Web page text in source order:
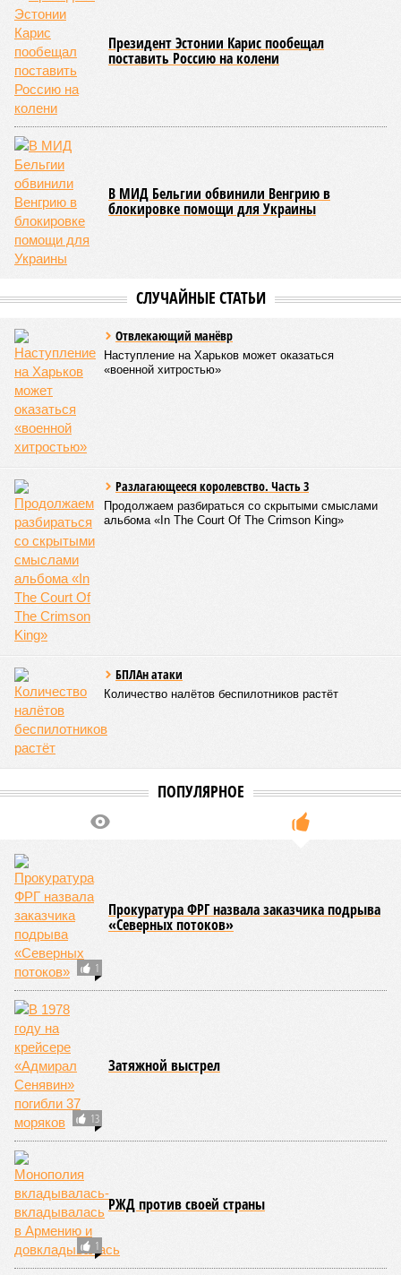
Президент Эстонии Карис пообещал
поставить Россию на колени
В МИД Бельгии обвинили Венгрию в
блокировке помощи для Украины
СЛУЧАЙНЫЕ СТАТЬИ
Отвлекающий манёвр
Наступление на Харьков может оказаться
«военной хитростью»
Разлагающееся королевство. Часть 3
Продолжаем разбираться со скрытыми смыслами
альбома «In The Court Of The Crimson King»
БПЛАн атаки
Количество налётов беспилотников растёт
ПОПУЛЯРНОЕ
1
Прокуратура ФРГ назвала заказчика подрыва
«Северных потоков»
13
Затяжной выстрел
1
РЖД против своей страны